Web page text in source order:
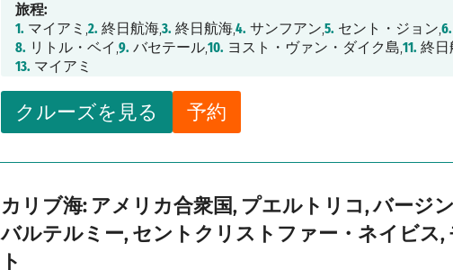
クルーズを見る 予約
旅程:
1. マイアミ,2. 終日航海,3. 終日航海,4. サンフアン,5. セント・ジョン,6.
8. リトル・ベイ,9. バセテール,10. ヨスト・ヴァン・ダイク島,11. 終日
13. マイアミ
カリブ海: アメリカ合衆国, プエルトリコ, バージ
バルテルミー, セントクリストファー・ネイビス,
ト